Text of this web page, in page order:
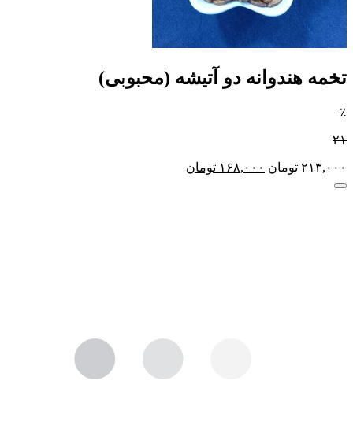
تخمه هندوانه دو آتیشه (محبوبی)
٪
۲۱
۲۱۳,۰۰۰ تومان ۱۶۸,۰۰۰ تومان